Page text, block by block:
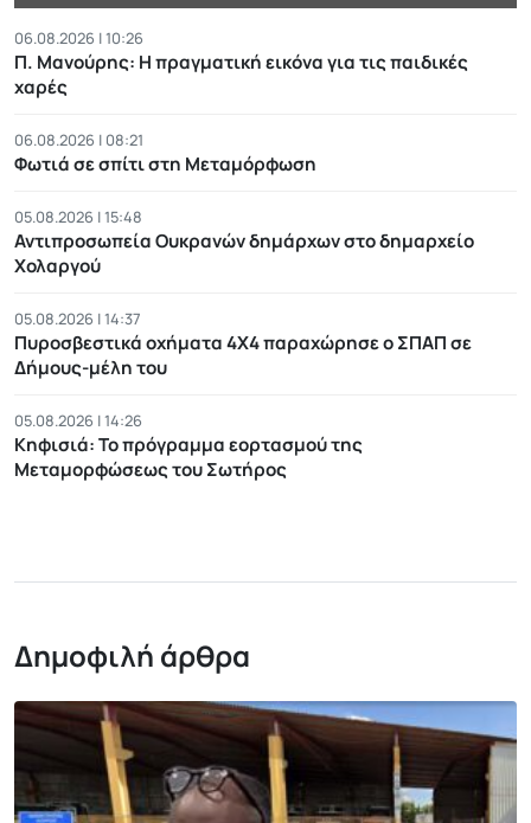
06.08.2026 | 10:26
Π. Μανούρης: H πραγματική εικόνα για τις παιδικές
χαρές
06.08.2026 | 08:21
Φωτιά σε σπίτι στη Μεταμόρφωση
05.08.2026 | 15:48
Αντιπροσωπεία Ουκρανών δημάρχων στο δημαρχείο
Χολαργού
05.08.2026 | 14:37
Πυροσβεστικά οχήματα 4Χ4 παραχώρησε ο ΣΠΑΠ σε
Δήμους-μέλη του
05.08.2026 | 14:26
Κηφισιά: Το πρόγραμμα εορτασμού της
Μεταμορφώσεως του Σωτήρος
Δημοφιλή άρθρα